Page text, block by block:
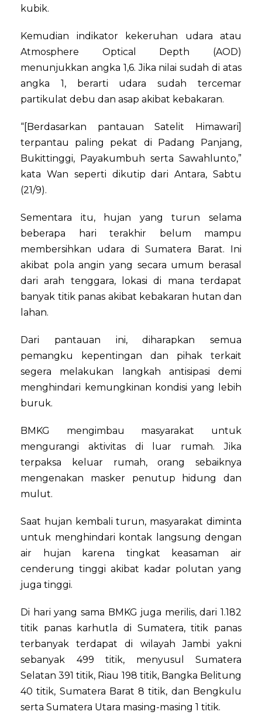
kubik.
Kemudian indikator kekeruhan udara atau
Atmosphere Optical Depth (AOD)
menunjukkan angka 1,6. Jika nilai sudah di atas
angka 1, berarti udara sudah tercemar
partikulat debu dan asap akibat kebakaran.
“[Berdasarkan pantauan Satelit Himawari]
terpantau paling pekat di Padang Panjang,
Bukittinggi, Payakumbuh serta Sawahlunto,”
kata Wan seperti dikutip dari Antara, Sabtu
(21/9).
Sementara itu, hujan yang turun selama
beberapa hari terakhir belum mampu
membersihkan udara di Sumatera Barat. Ini
akibat pola angin yang secara umum berasal
dari arah tenggara, lokasi di mana terdapat
banyak titik panas akibat kebakaran hutan dan
lahan.
Dari pantauan ini, diharapkan semua
pemangku kepentingan dan pihak terkait
segera melakukan langkah antisipasi demi
menghindari kemungkinan kondisi yang lebih
buruk.
BMKG mengimbau masyarakat untuk
mengurangi aktivitas di luar rumah. Jika
terpaksa keluar rumah, orang sebaiknya
mengenakan masker penutup hidung dan
mulut.
Saat hujan kembali turun, masyarakat diminta
untuk menghindari kontak langsung dengan
air hujan karena tingkat keasaman air
cenderung tinggi akibat kadar polutan yang
juga tinggi.
Di hari yang sama BMKG juga merilis, dari 1.182
titik panas karhutla di Sumatera, titik panas
terbanyak terdapat di wilayah Jambi yakni
sebanyak 499 titik, menyusul Sumatera
Selatan 391 titik, Riau 198 titik, Bangka Belitung
40 titik, Sumatera Barat 8 titik, dan Bengkulu
serta Sumatera Utara masing-masing 1 titik.